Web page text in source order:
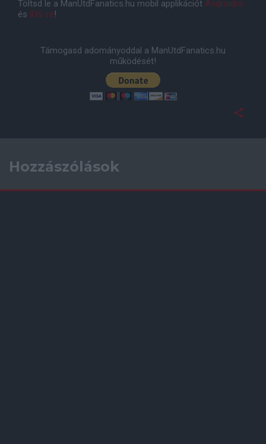
Töltsd le a ManUtdFanatics.hu mobil applikációt Androidra
és iOS-re!
Támogasd adományoddal a ManUtdFanatics.hu
működését!
Hozzászólások